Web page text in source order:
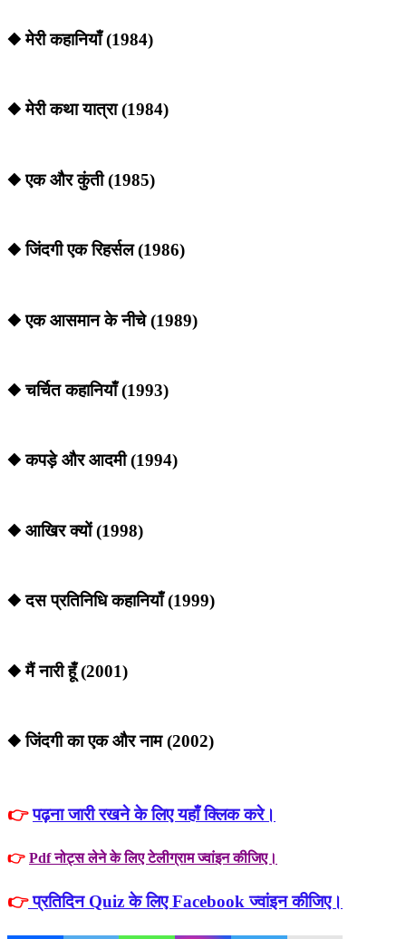
◆ मेरी कहानियाँ (1984)
◆ मेरी कथा यात्रा (1984)
◆ एक और कुंती (1985)
◆ जिंदगी एक रिहर्सल (1986)
◆ एक आसमान के नीचे (1989)
◆ चर्चित कहानियाँ (1993)
◆ कपड़े और आदमी (1994)
◆ आखिर क्यों (1998)
◆ दस प्रतिनिधि कहानियाँ (1999)
◆ मैं नारी हूँ (2001)
◆ जिंदगी का एक और नाम (2002)
👉पढ़ना जारी रखने के लिए यहाँ क्लिक करे।
👉 Pdf नोट्स लेने के लिए टेलीग्राम ज्वांइन कीजिए।
👉प्रतिदिन Quiz के लिए Facebook ज्वांइन कीजिए।